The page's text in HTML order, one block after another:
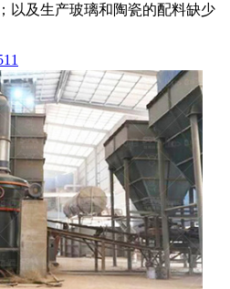
以及生产玻璃和陶瓷的配料缺少